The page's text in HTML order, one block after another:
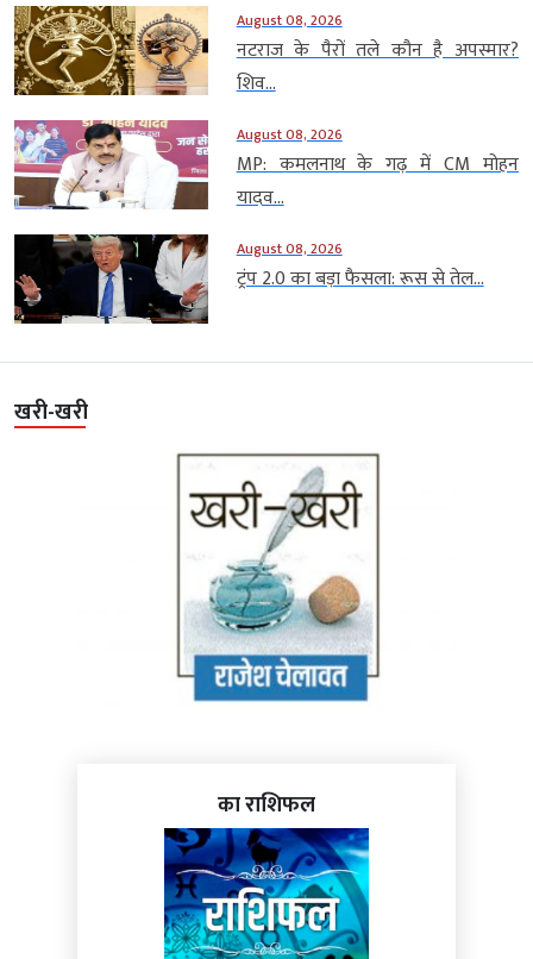
August 08, 2026
नटराज के पैरों तले कौन है अपस्मार?
शिव...
August 08, 2026
MP: कमलनाथ के गढ़ में CM मोहन
यादव...
August 08, 2026
ट्रंप 2.0 का बड़ा फैसला: रूस से तेल...
खरी-खरी
का राशिफल